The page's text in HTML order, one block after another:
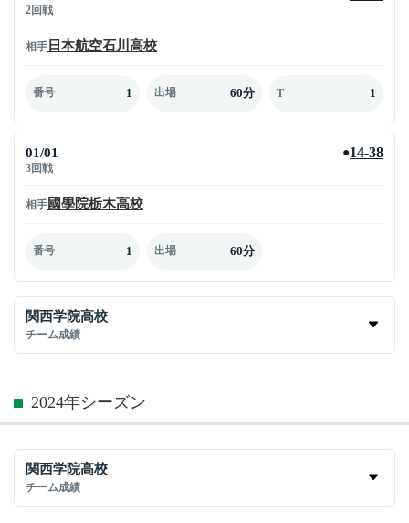
2回戦
相手 日本航空石川高校
番号 1 出場 60分 T 1
01/01
3回戦
●14-38
相手國學院栃木高校
番号 1 出場 60分
関西学院高校
チーム成績
2024年シーズン
関西学院高校
チーム成績